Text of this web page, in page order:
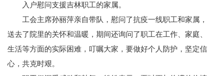
入户慰问支援吉林职工的家属。
工会主席孙丽萍亲自带队，慰问了抗疫一线职工和家属，
送去了院里的关怀和温暖，期间还询问了职工在工作、家庭、
生活等方面的实际困难，叮嘱大家，要做好个人防护，坚定信
心，共克时艰。